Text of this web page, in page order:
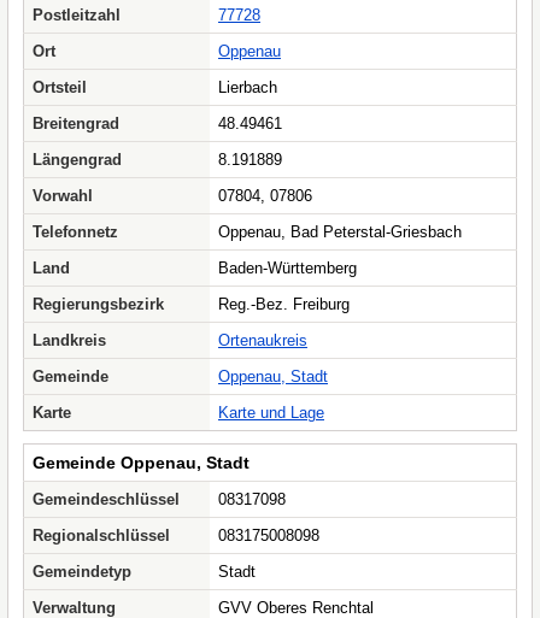
Postleitzahl
77728
Ort
Oppenau
Ortsteil
Lierbach
Breitengrad
48.49461
Längengrad
8.191889
Vorwahl
07804, 07806
Telefonnetz
Oppenau, Bad Peterstal-Griesbach
Land
Baden-Württemberg
Regierungsbezirk
Reg.-Bez. Freiburg
Landkreis
Ortenaukreis
Gemeinde
Oppenau, Stadt
Karte
Karte und Lage
Gemeinde Oppenau, Stadt
Gemeindeschlüssel
08317098
Regionalschlüssel
083175008098
Gemeindetyp
Stadt
Verwaltung
GVV Oberes Renchtal